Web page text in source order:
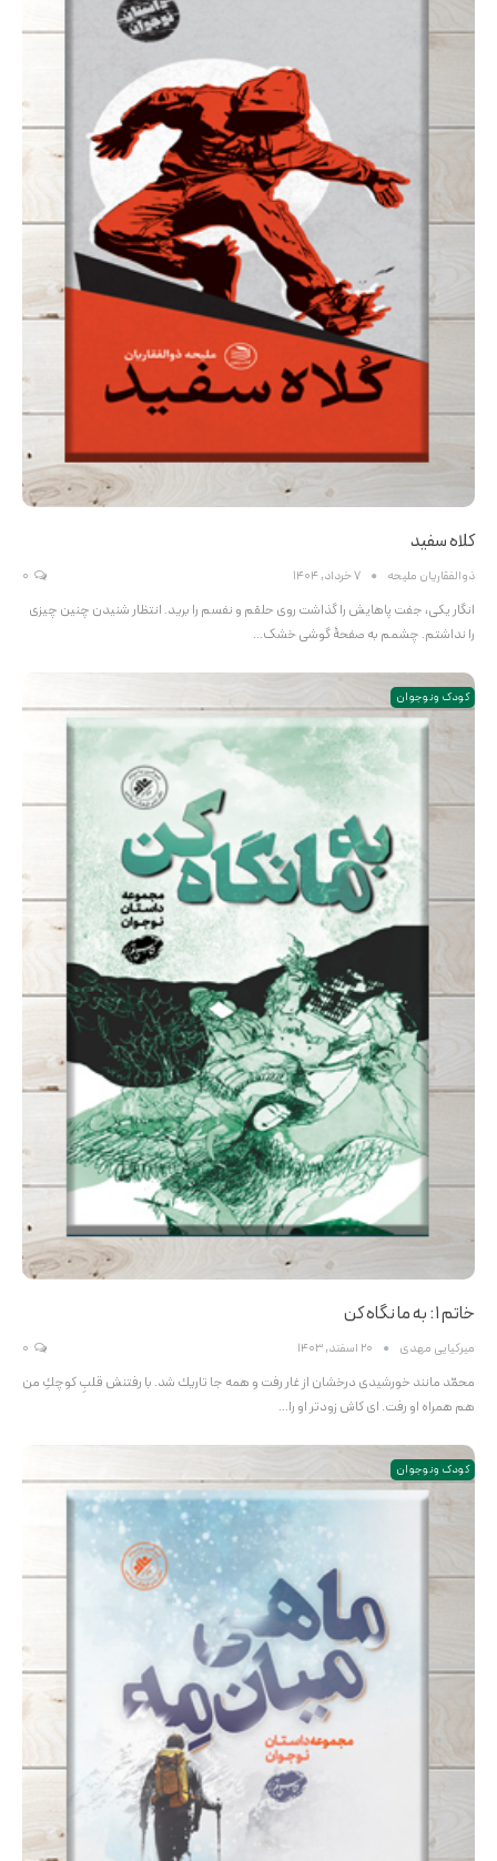
کلاه سفید
ذوالفقاریان ملیحه 7 خرداد, 1404
انگار یکی، جفت پاهایش را گذاشت روی حلقم و نفسم را برید. انتظار شنیدن چنین چیزی
را نداشتم. چشمم به صفحۀ گوشی خشک…
کودک و نوجوان
خاتم ۱: به ما نگاه کن
میرکیایی مهدی 20 اسفند, 1403
محمّد مانند خورشيدی درخشان از غار رفت و همه جا تاريك شد. با رفتنش قلبِ كوچكِ من
هم همراه او رفت. ای كاش زودتر او را…
کودک و نوجوان